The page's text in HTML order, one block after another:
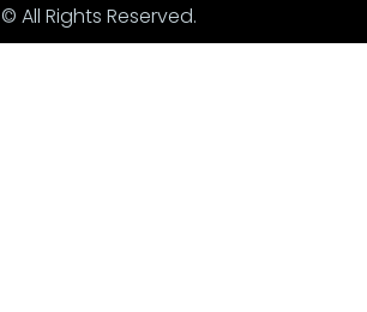
© All Rights Reserved.